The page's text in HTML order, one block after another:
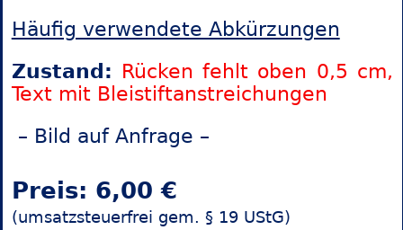
Häufig verwendete Abkürzungen
Zustand: Rücken fehlt oben 0,5 cm,
Text mit Bleistiftanstreichungen
– Bild auf Anfrage –
Preis: 6,00 €
(umsatzsteuerfrei gem. § 19 UStG)